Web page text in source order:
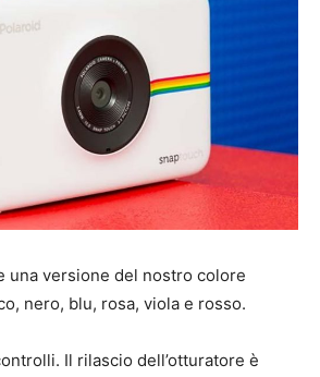
una versione del nostro colore
nero, blu, rosa, viola e rosso.
Il rilascio dell’otturatore è